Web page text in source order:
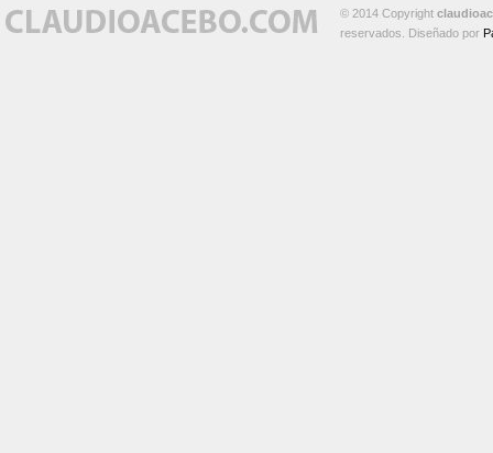
© 2014 Copyright
reservados. Diseñado por